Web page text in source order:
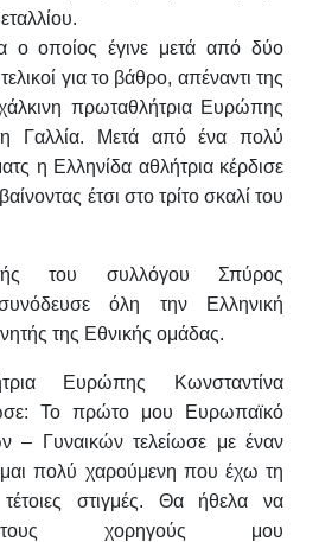
ο οποίος έγινε μετά από δύο
για το βάθρο, απέναντι της
πρωταθλήτρια Ευρώπης
Γαλλία. Μετά από ένα πολύ
η Ελληνίδα αθλήτρια κέρδισε
έτσι στο τρίτο σκαλί του
του συλλόγου Σπύρος
όλη την Ελληνική
της Εθνικής ομάδας.
Ευρώπης Κωνσταντίνα
Το πρώτο μου Ευρωπαϊκό
– Γυναικών τελείωσε με έναν
πολύ χαρούμενη που έχω τη
στιγμές. Θα ήθελα να
τους χορηγούς μου